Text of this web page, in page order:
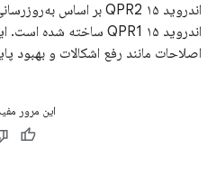
اصلاحات مانند رفع اشکالات و بهبود
این مرور